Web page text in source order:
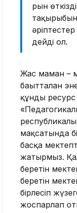
рын
дейді ол.
Жас маман –
бағытталған
құнды ресурс
мақсатында
басқа
жатырмыз.
беретін
беретін
бірлесіп
жоспарлап